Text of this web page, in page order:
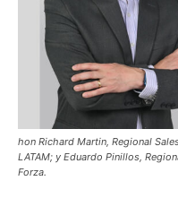
hon Richard Martin, Regional
LATAM; y Eduardo Pinillos,
Forza.